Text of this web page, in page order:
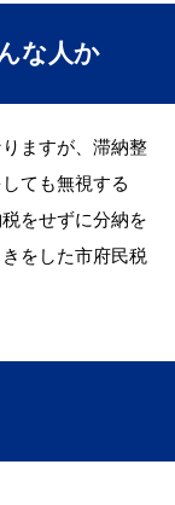
な人か
ますが、滞納整
ても無視する
をせずに分納を
をした市府民税